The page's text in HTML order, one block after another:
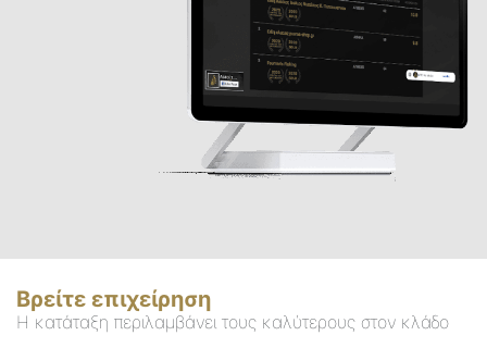
Βρείτε επιχείρηση
Η κατάταξη περιλαμβάνει τους καλύτερους στον κλάδο